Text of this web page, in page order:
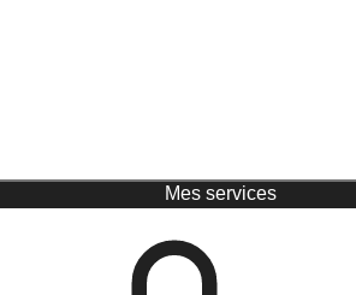
Mes services